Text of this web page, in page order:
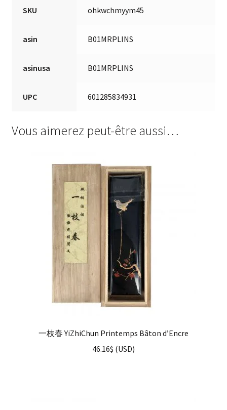
SKU ohkwchmyym45
asin B01MRPLINS
asinusa B01MRPLINS
UPC 601285834931
Vous aimerez peut-être aussi…
一枝春 YiZhiChun Printemps Bâton d’Encre
46.16$ (USD)